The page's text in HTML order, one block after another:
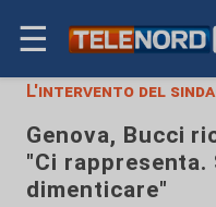
☰
L'intervento del
Genova, Bucci
"Ci rappresenta.
dimenticare"